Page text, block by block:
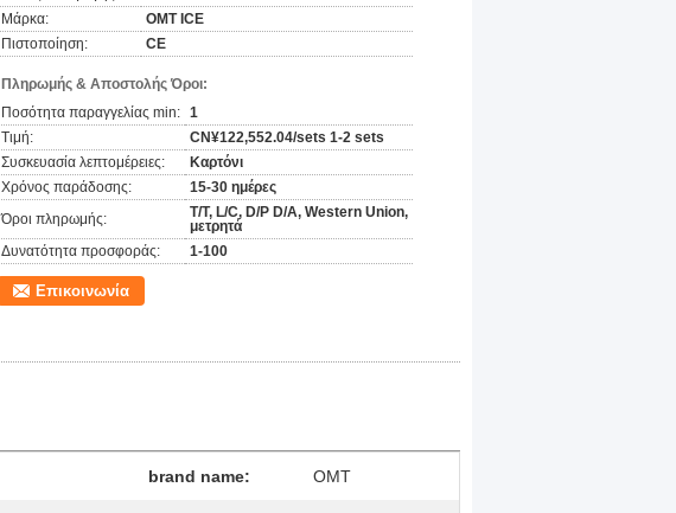
Μάρκα:
OMT ICE
Πιστοποίηση:
CE
Πληρωμής & Αποστολής Όροι:
Ποσότητα παραγγελίας min: 1
Τιμή:
CN¥122,552.04/sets 1-2 sets
Συσκευασία λεπτομέρειες:
Καρτόνι
Χρόνος παράδοσης:
15-30 ημέρες
Όροι πληρωμής:
Τ/Τ, L/C, D/P D/A, Western Union,
μετρητά
Δυνατότητα προσφοράς:
1-100
Επικοινωνία
brand name: OMT